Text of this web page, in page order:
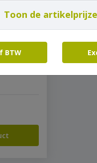
Toon de
BTW